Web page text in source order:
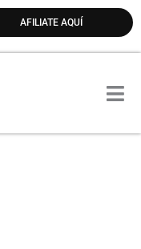
AFILIATE AQUÍ